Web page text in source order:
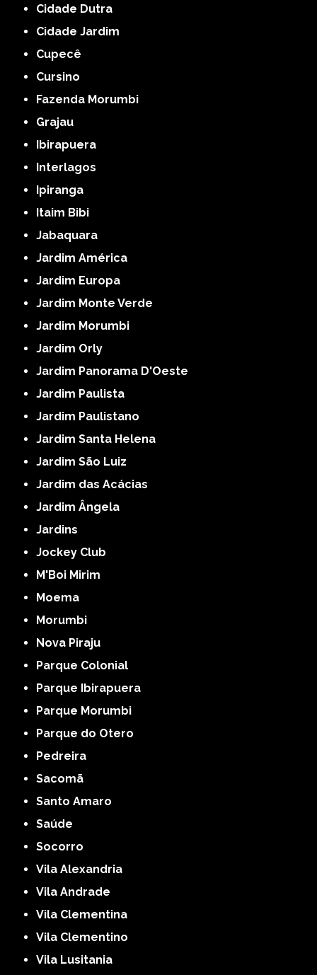
Cidade Dutra
Cidade Jardim
Cupecê
Cursino
Fazenda Morumbi
Grajau
Ibirapuera
Interlagos
Ipiranga
Itaim Bibi
Jabaquara
Jardim América
Jardim Europa
Jardim Monte Verde
Jardim Morumbi
Jardim Orly
Jardim Panorama D'Oeste
Jardim Paulista
Jardim Paulistano
Jardim Santa Helena
Jardim São Luiz
Jardim das Acácias
Jardim Ângela
Jardins
Jockey Club
M'Boi Mirim
Moema
Morumbi
Nova Piraju
Parque Colonial
Parque Ibirapuera
Parque Morumbi
Parque do Otero
Pedreira
Sacomã
Santo Amaro
Saúde
Socorro
Vila Alexandria
Vila Andrade
Vila Clementina
Vila Clementino
Vila Lusitania